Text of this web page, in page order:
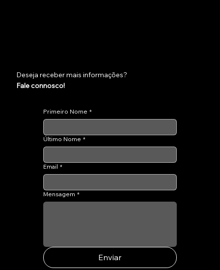
Deseja receber mais informações?
Fale connosco!
Primeiro Nome *
Último Nome *
Email *
Mensagem *
Enviar